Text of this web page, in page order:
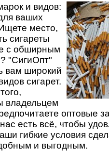
и видов:
ваших
место,
сигареты
с обширным
"СигиОпт"
вам широкий
сигарет.
владельцем
оптовые
есть всё, чтобы
гибкие условия
и выгодным.